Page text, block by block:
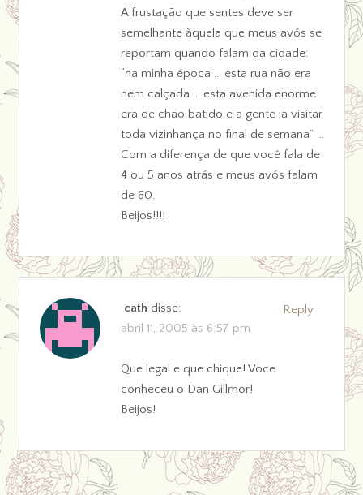
A frustação que sentes deve ser
semelhante àquela que meus avós se
reportam quando falam da cidade:
“na minha época … esta rua não era
nem calçada … esta avenida enorme
era de chão batido e a gente ia visitar
toda vizinhança no final de semana” …
Com a diferença de que você fala de
4 ou 5 anos atrás e meus avós falam
de 60.
Beijos!!!!
cath disse:
abril 11, 2005 às 6:57 pm
Que legal e que chique! Voce
conheceu o Dan Gillmor!
Beijos!
Reply